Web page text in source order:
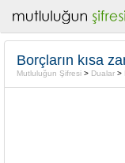
Borçların kısa
Mutluluğun Şifresi > Dualar >